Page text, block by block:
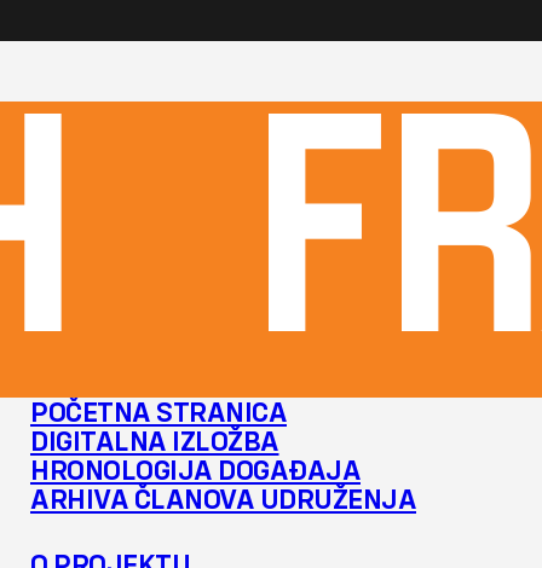
POČETNA STRANICA
DIGITALNA IZLOŽBA
HRONOLOGIJA DOGAĐAJA
ARHIVA ČLANOVA UDRUŽENJA